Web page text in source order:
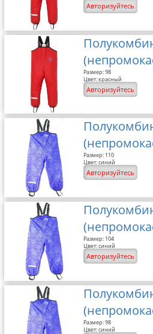
Авторизуйтесь
Размер: 98
Цвет: красный
Авторизуйтесь
Размер: 110
Цвет: синий
Авторизуйтесь
Размер: 104
Цвет: синий
Авторизуйтесь
Размер: 98
Цвет: синий